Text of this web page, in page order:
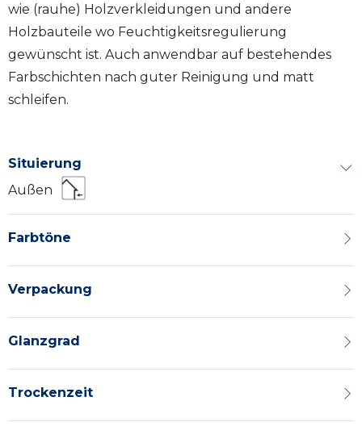
wie (rauhe) Holzverkleidungen und andere
Holzbauteile wo Feuchtigkeitsregulierung
gewünscht ist. Auch anwendbar auf bestehendes
Farbschichten nach guter Reinigung und matt
schleifen.
Situierung
Außen
Farbtöne
Verpackung
Glanzgrad
Trockenzeit